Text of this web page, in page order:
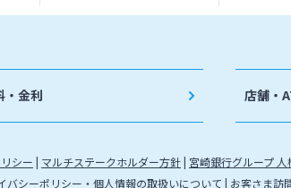
・金利 店舗・
シー マルチステークホルダー方針 宮崎銀行グループ 人
バシーポリシー・個人情報の取扱いについて お客さま訪